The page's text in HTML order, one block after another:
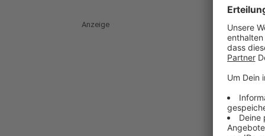
Anzeige